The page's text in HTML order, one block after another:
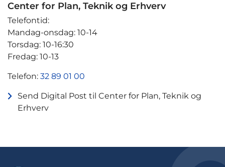
Center for Plan, Teknik og Erhverv
Telefontid:
Mandag-onsdag: 10-14
Torsdag: 10-16:30
Fredag: 10-13
Telefon: 32 89 01 00
Send Digital Post til Center for Plan, Teknik og
Erhverv